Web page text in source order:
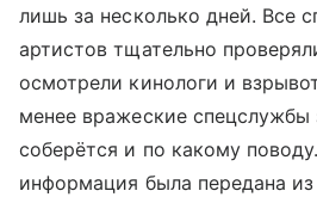
лишь за несколько дней. Все
артистов тщательно
осмотрели кинологи и
менее вражеские спецслужбы
соберётся и по какому
информация была передана из